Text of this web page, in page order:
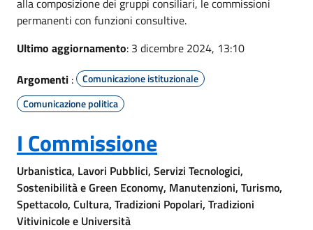
permanenti con funzioni consultive.
Ultimo aggiornamento: 3 dicembre 2024, 13:10
Argomenti :
Comunicazione istituzionale
Comunicazione politica
I Commissione
Urbanistica, Lavori Pubblici, Servizi Tecnologici,
Sostenibilità e Green Economy, Manutenzioni, Turismo,
Spettacolo, Cultura, Tradizioni Popolari, Tradizioni
Vitivinicole e Università